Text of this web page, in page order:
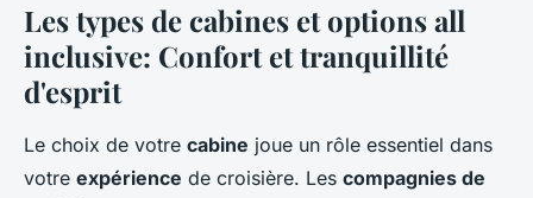
Les types de cabines et options all
inclusive: Confort et tranquillité
d'esprit
Le choix de votre cabine joue un rôle essentiel dans
votre expérience de croisière. Les compagnies de